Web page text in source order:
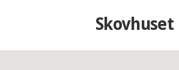
Skovhuset